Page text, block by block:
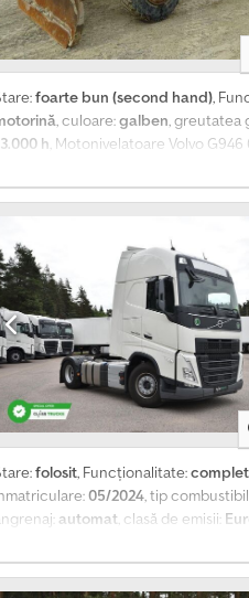
foarte bun (second hand),
, culoare:galben, greutatea
h, Motonivelatoare Volvo
Date tehnice Greutate: 20.430 kg
Leica Scarificator Codpfx
folosit, Funcționalitate:
05/2024 , tip
automat , clasă de emisii:
FH 500 Software Eco Cupl -
de combustibil pentru I-